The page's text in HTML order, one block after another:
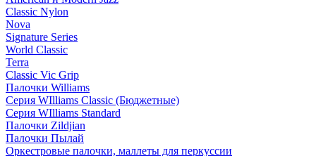
Classic Nylon
Nova
Signature Series
World Classic
Terra
Classic Vic Grip
Палочки Williams
Серия WIlliams Classic (Бюджетные)
Серия WIlliams Standard
Палочки Zildjian
Палочки Пылай
Оркестровые палочки, маллеты для перкуссии